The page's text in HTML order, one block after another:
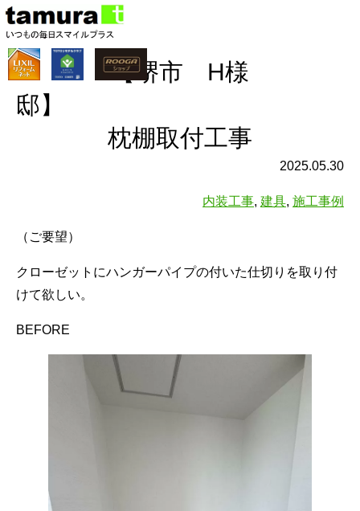
【堺市 H様
邸
枕棚取付工事
2025.05.30
内装工事, 建具, 施工事例
（ご要望）
クローゼットにハンガーパイプの付いた仕切りを取り付
けて欲しい。
BEFORE